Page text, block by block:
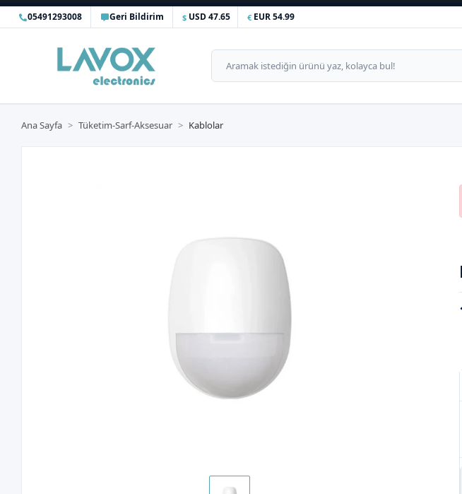
05491293008 Geri Bildirim USD 47.65 EUR 54.99
Ana Sayfa Tüketim-Sarf-Aksesuar Kablolar